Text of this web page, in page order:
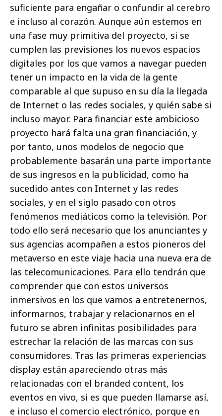
suficiente para engañar o confundir al cerebro
e incluso al corazón. Aunque aún estemos en
una fase muy primitiva del proyecto, si se
cumplen las previsiones los nuevos espacios
digitales por los que vamos a navegar pueden
tener un impacto en la vida de la gente
comparable al que supuso en su día la llegada
de Internet o las redes sociales, y quién sabe si
incluso mayor. Para financiar este ambicioso
proyecto hará falta una gran financiación, y
por tanto, unos modelos de negocio que
probablemente basarán una parte importante
de sus ingresos en la publicidad, como ha
sucedido antes con Internet y las redes
sociales, y en el siglo pasado con otros
fenómenos mediáticos como la televisión. Por
todo ello será necesario que los anunciantes y
sus agencias acompañen a estos pioneros del
metaverso en este viaje hacia una nueva era de
las telecomunicaciones. Para ello tendrán que
comprender que con estos universos
inmersivos en los que vamos a entretenernos,
informarnos, trabajar y relacionarnos en el
futuro se abren infinitas posibilidades para
estrechar la relación de las marcas con sus
consumidores. Tras las primeras experiencias
display están apareciendo otras más
relacionadas con el branded content, los
eventos en vivo, si es que pueden llamarse así,
e incluso el comercio electrónico, porque en